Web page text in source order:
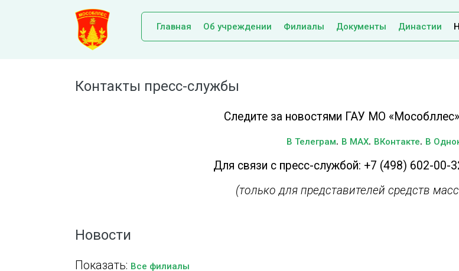
Главная Об учреждении Филиалы Документы Династии
Контакты пресс-службы
Следите за новостями ГАУ МО
В Телеграм. В MAX. ВКонтакте. В
Для связи с пресс-службой: +7 (498) 602-00-
(только для представителей средств
Новости
Показать: Все филиалы